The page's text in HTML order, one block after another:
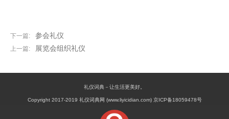
下一篇: 参会礼仪
上一篇: 展览会组织礼仪
礼仪词典－让生活更美好。
Copyright 2017-2019 礼仪词典网 (www.liyicidian.com) 京ICP备18059478号